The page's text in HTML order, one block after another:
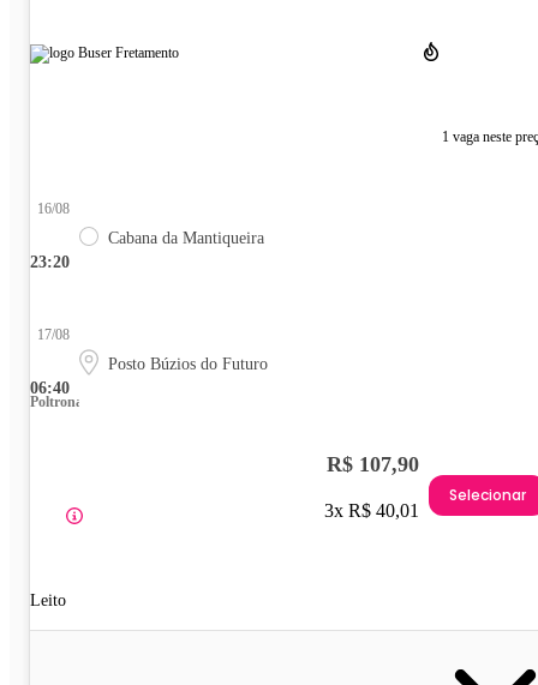
1 vaga neste
23:20
16/08
Cabana da Mantiqueira
06:40
17/08
Posto Búzios do Futuro
Poltrona
Leito
R$ 107,90
3x R$ 40,01
Selecionar